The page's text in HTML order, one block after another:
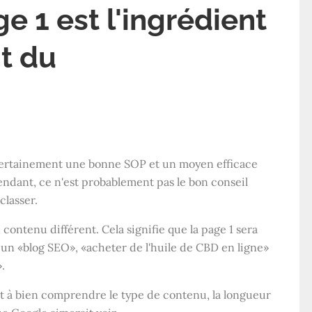
1 est l'ingrédient
du
une bonne SOP et un moyen efficace
ce n'est probablement pas le bon conseil
différent. Cela signifie que la page 1 sera
«blog SEO», «acheter de l'huile de CBD en ligne»
à bien comprendre le type de contenu, la longueur